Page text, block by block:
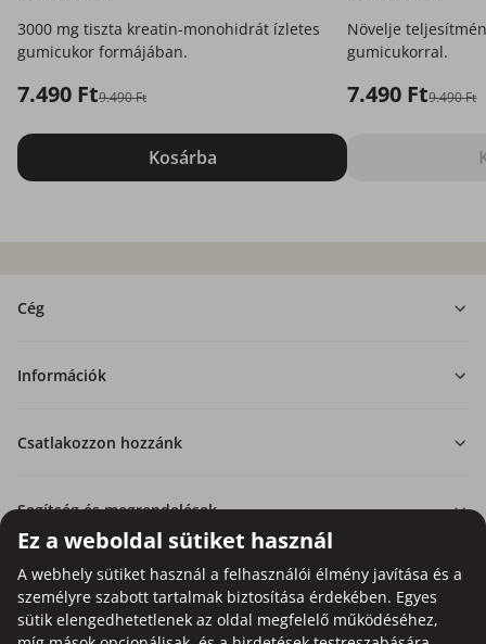
Ez a weboldal sütiket használ
A webhely sütiket használ a felhasználói élmény javítása és a
személyre szabott tartalmak biztosítása érdekében. Egyes
sütik elengedhetetlenek az oldal megfelelő működéséhez,
3000 mg tiszta kreatin-monohidrát ízletes
gumicukor formájában.
7.490 Ft9.490 Ft
Kosárba
Növelje
gumicukorral.
7.490 Ft9.490 Ft
Cég
Információk
Csatlakozzon hozzánk
Segítség és megrendelések
Bankkártyás fizetési lehetőség.